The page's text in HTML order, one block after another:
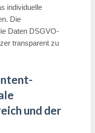
individuelle
Die
Daten DSGVO-
transparent zu
und der